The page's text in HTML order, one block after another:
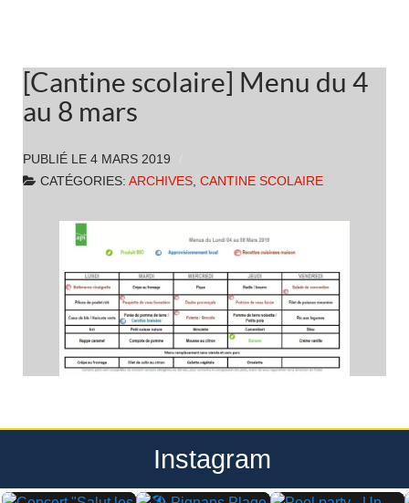
[Cantine scolaire] Menu du 4
au 8 mars
PUBLIÉ LE 4 MARS 2019
CATÉGORIES: ARCHIVES, CANTINE SCOLAIRE
Instagram